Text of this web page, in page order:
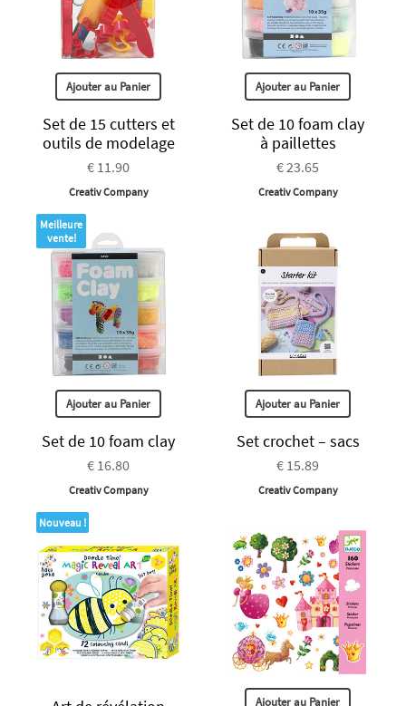
Ajouter au Panier
Set de 15 cutters et
outils de modelage
€ 11.90
Creativ Company
Ajouter au Panier
Set de 10 foam clay
à paillettes
€ 23.65
Creativ Company
Meilleure
vente!
Ajouter au Panier
Set de 10 foam clay
€ 16.80
Creativ Company
Ajouter au Panier
Set crochet – sacs
€ 15.89
Creativ Company
Nouveau !
Ajouter au Panier